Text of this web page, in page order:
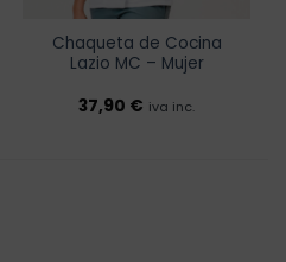
Chaqueta de Cocina
Lazio MC – Mujer
37,90 € iva inc.